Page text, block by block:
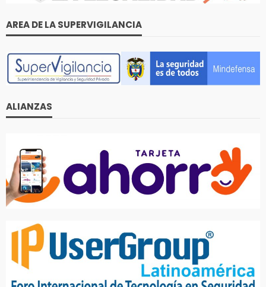
AREA DE LA SUPERVIGILANCIA
ALIANZAS